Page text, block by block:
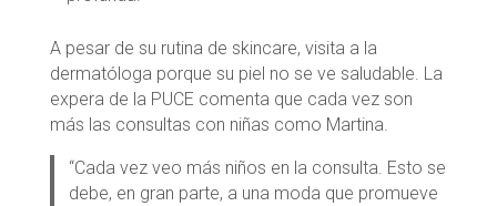
A pesar de su rutina de skincare, visita a la
dermatóloga porque su piel no se ve saludable. La
expera de la PUCE comenta que cada vez son
más las consultas con niñas como Martina.
“Cada vez veo más niños en la consulta. Esto se
debe, en gran parte, a una moda que promueve